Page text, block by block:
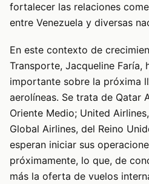
fortalecer las relaciones
entre Venezuela y diversas
En este contexto de
Transporte, Jacqueline Faría,
importante sobre la próxima
aerolíneas. Se trata de Qatar
Oriente Medio; United
Global Airlines, del Reino
esperan iniciar sus
próximamente, lo que, de
más la oferta de vuelos